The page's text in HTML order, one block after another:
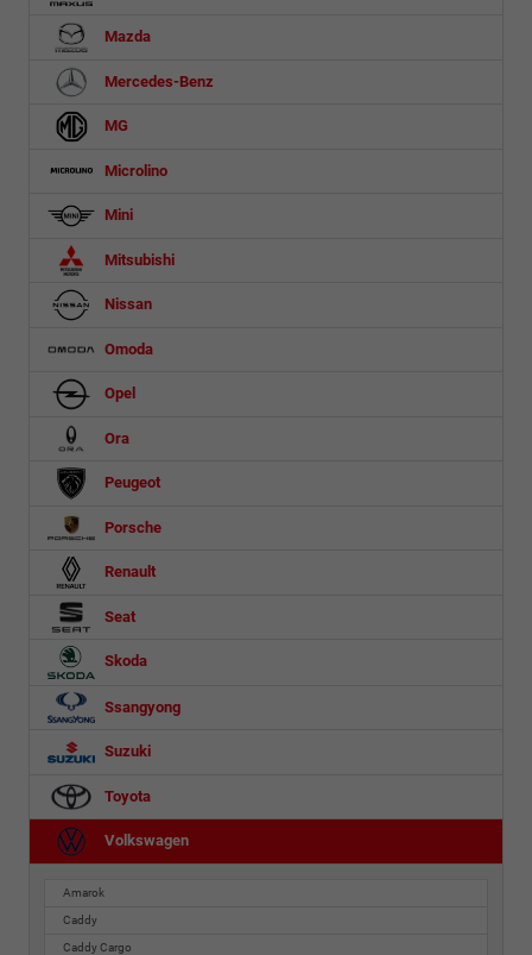
Mazda
Mercedes-Benz
MG
Microlino
Mini
Mitsubishi
Nissan
Omoda
Opel
Ora
Peugeot
Porsche
Renault
Seat
Skoda
Ssangyong
Suzuki
Toyota
Volkswagen
Amarok
Caddy
Caddy Cargo